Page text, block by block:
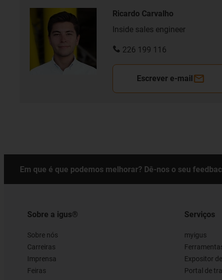
Ricardo Carvalho
Inside sales engineer
226 199 116
Escrever e-mail
Em que é que podemos melhorar? Dê-nos o seu
Sobre a igus®
Sobre nós
Carreiras
Imprensa
Feiras
Serviços
myigus
Expositor
Portal de